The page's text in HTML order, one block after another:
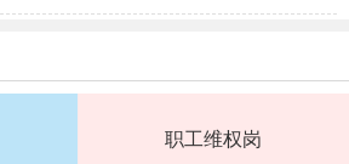
郭桂林
职工维权岗